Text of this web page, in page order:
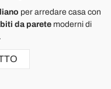
per arredare casa con
da paretemoderni di